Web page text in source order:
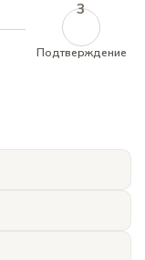
3
Подтверждение